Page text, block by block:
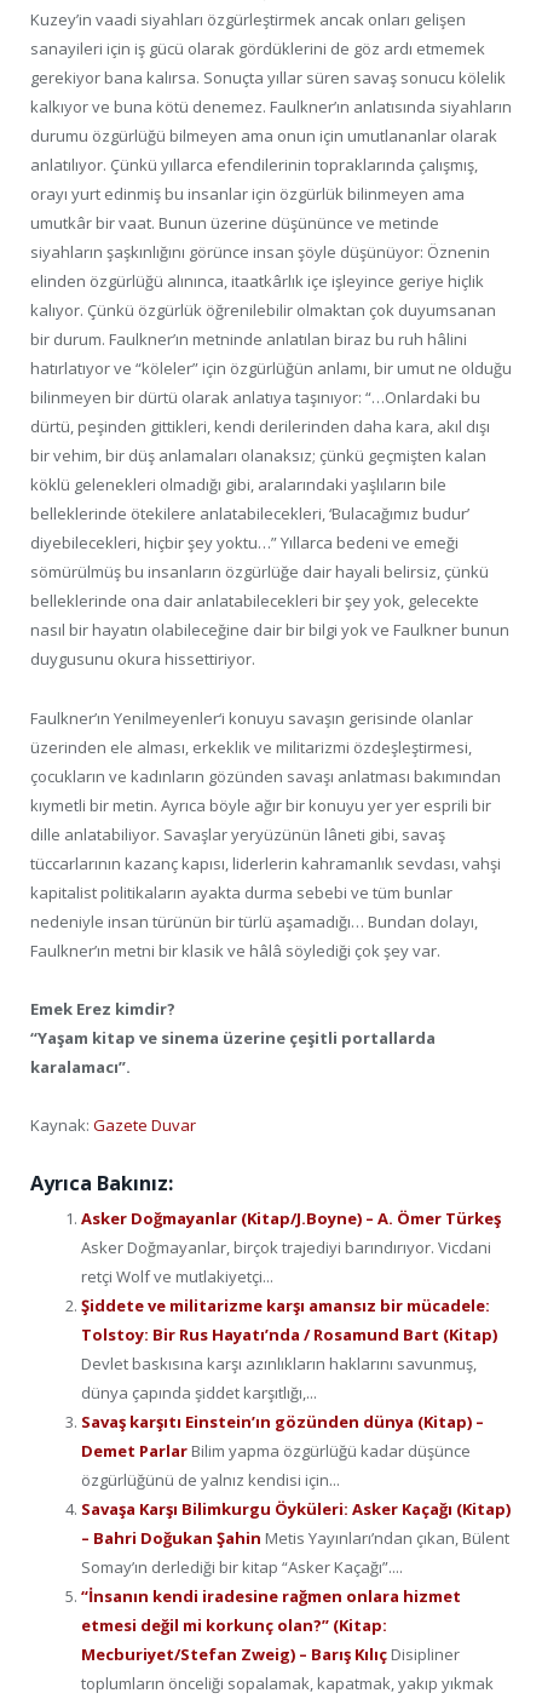
Kuzey’in vaadi siyahları özgürleştirmek ancak onları gelişen
sanayileri için iş gücü olarak gördüklerini de göz ardı etmemek
gerekiyor bana kalırsa. Sonuçta yıllar süren savaş sonucu kölelik
kalkıyor ve buna kötü denemez. Faulkner’ın anlatısında siyahların
durumu özgürlüğü bilmeyen ama onun için umutlananlar olarak
anlatılıyor. Çünkü yıllarca efendilerinin topraklarında çalışmış,
orayı yurt edinmiş bu insanlar için özgürlük bilinmeyen ama
umutkâr bir vaat. Bunun üzerine düşününce ve metinde
siyahların şaşkınlığını görünce insan şöyle düşünüyor: Öznenin
elinden özgürlüğü alınınca, itaatkârlık içe işleyince geriye hiçlik
kalıyor. Çünkü özgürlük öğrenilebilir olmaktan çok duyumsanan
bir durum. Faulkner’ın metninde anlatılan biraz bu ruh hâlini
hatırlatıyor ve “köleler” için özgürlüğün anlamı, bir umut ne olduğu
bilinmeyen bir dürtü olarak anlatıya taşınıyor: “…Onlardaki bu
dürtü, peşinden gittikleri, kendi derilerinden daha kara, akıl dışı
bir vehim, bir düş anlamaları olanaksız; çünkü geçmişten kalan
köklü gelenekleri olmadığı gibi, aralarındaki yaşlıların bile
belleklerinde ötekilere anlatabilecekleri, ‘Bulacağımız budur’
diyebilecekleri, hiçbir şey yoktu…” Yıllarca bedeni ve emeği
sömürülmüş bu insanların özgürlüğe dair hayali belirsiz, çünkü
belleklerinde ona dair anlatabilecekleri bir şey yok, gelecekte
nasıl bir hayatın olabileceğine dair bir bilgi yok ve Faulkner bunun
duygusunu okura hissettiriyor.
Faulkner’ın Yenilmeyenler‘i konuyu savaşın gerisinde olanlar
üzerinden ele alması, erkeklik ve militarizmi özdeşleştirmesi,
çocukların ve kadınların gözünden savaşı anlatması bakımından
kıymetli bir metin. Ayrıca böyle ağır bir konuyu yer yer esprili bir
dille anlatabiliyor. Savaşlar yeryüzünün lâneti gibi, savaş
tüccarlarının kazanç kapısı, liderlerin kahramanlık sevdası, vahşi
kapitalist politikaların ayakta durma sebebi ve tüm bunlar
nedeniyle insan türünün bir türlü aşamadığı… Bundan dolayı,
Faulkner’ın metni bir klasik ve hâlâ söylediği çok şey var.
Emek Erez kimdir?
“Yaşam kitap ve sinema üzerine çeşitli portallarda
karalamacı”.
Kaynak: Gazete Duvar
Ayrıca Bakınız:
Asker Doğmayanlar (Kitap/J.Boyne) – A. Ömer Türkeş
Asker Doğmayanlar, birçok trajediyi barındırıyor. Vicdani
retçi Wolf ve mutlakiyetçi...
Şiddete ve militarizme karşı amansız bir mücadele:
Tolstoy: Bir Rus Hayatı’nda / Rosamund Bart (Kitap)
Devlet baskısına karşı azınlıkların haklarını savunmuş,
dünya çapında şiddet karşıtlığı,...
Savaş karşıtı Einstein’ın gözünden dünya (Kitap) –
Demet Parlar Bilim yapma özgürlüğü kadar düşünce
özgürlüğünü de yalnız kendisi için...
Savaşa Karşı Bilimkurgu Öyküleri: Asker Kaçağı (Kitap)
– Bahri Doğukan Şahin Metis Yayınları’ndan çıkan, Bülent
Somay’ın derlediği bir kitap “Asker Kaçağı”....
“İnsanın kendi iradesine rağmen onlara hizmet
etmesi değil mi korkunç olan?” (Kitap:
Mecburiyet/Stefan Zweig) – Barış Kılıç Disipliner
toplumların önceliği sopalamak, kapatmak, yakıp yıkmak